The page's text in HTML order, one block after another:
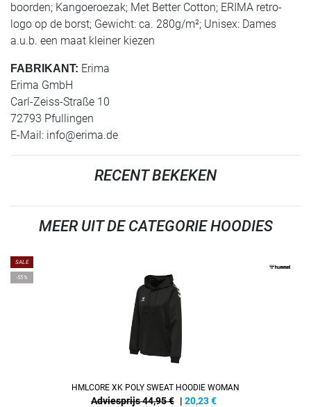
boorden; Kangoeroezak; Met Better Cotton; ERIMA retro-
logo op de borst; Gewicht: ca. 280g/m²; Unisex: Dames
a.u.b. een maat kleiner kiezen
FABRIKANT: Erima
Erima GmbH
Carl-Zeiss-Straße 10
72793 Pfullingen
E-Mail: info@erima.de
RECENT BEKEKEN
MEER UIT DE CATEGORIE HOODIES
SALE
-55%
HMLCORE XK POLY SWEAT HOODIE WOMAN
Adviesprijs 44,95 € | 20,23€